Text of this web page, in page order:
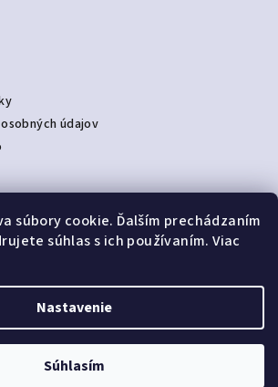
súbory cookie. Ďalším prechádzaním
súhlas s ich používaním. Viac
Nastavenie
Súhlasím
údajov
platby